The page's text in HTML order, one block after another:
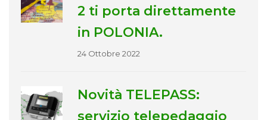
2 ti porta direttamente
in POLONIA.
24 Ottobre 2022
Novità TELEPASS:
servizio telepedaggio